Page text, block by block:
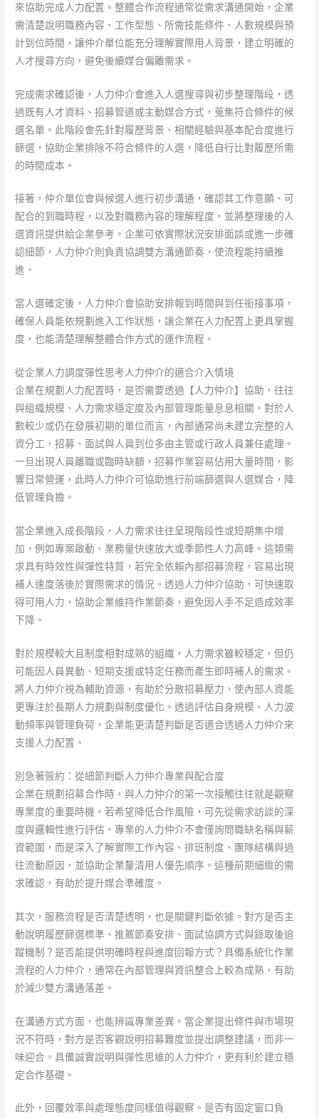
來協助完成人力配置。整體合作流程通常從需求溝通開始，企業
需清楚說明職務內容、工作型態、所需技能條件、人數規模與預
計到位時間，讓仲介單位能充分理解實際用人背景，建立明確的
人才搜尋方向，避免後續媒合偏離需求。
完成需求確認後，人力仲介會進入人選搜尋與初步整理階段，透
過既有人才資料、招募管道或主動媒合方式，蒐集符合條件的候
選名單。此階段會先針對履歷背景、相關經驗與基本配合度進行
篩選，協助企業排除不符合條件的人選，降低自行比對履歷所需
的時間成本。
接著，仲介單位會與候選人進行初步溝通，確認其工作意願、可
配合的到職時程，以及對職務內容的理解程度，並將整理後的人
選資訊提供給企業參考。企業可依實際狀況安排面談或進一步確
認細節，人力仲介則負責協調雙方溝通節奏，使流程能持續推
進。
當人選確定後，人力仲介會協助安排報到時間與到任銜接事項，
確保人員能依規劃進入工作狀態，讓企業在人力配置上更具掌握
度，也能清楚理解整體合作方式的運作流程。
從企業人力調度彈性思考人力仲介的適合介入情境
企業在規劃人力配置時，是否需要透過【人力仲介】協助，往往
與組織規模、人力需求穩定度及內部管理能量息息相關。對於人
數較少或仍在發展初期的單位而言，內部通常尚未建立完整的人
資分工，招募、面試與人員到位多由主管或行政人員兼任處理。
一旦出現人員離職或臨時缺額，招募作業容易佔用大量時間，影
響日常營運，此時人力仲介可協助進行前端篩選與人選媒合，降
低管理負擔。
當企業進入成長階段，人力需求往往呈現階段性或短期集中增
加，例如專案啟動、業務量快速放大或季節性人力高峰。這類需
求具有時效性與彈性特質，若完全依賴內部招募流程，容易出現
補人速度落後於實際需求的情況。透過人力仲介協助，可快速取
得可用人力，協助企業維持作業節奏，避免因人手不足造成效率
下降。
對於規模較大且制度相對成熟的組織，人力需求雖較穩定，但仍
可能因人員異動、短期支援或特定任務而產生即時補人的需求。
將人力仲介視為輔助資源，有助於分散招募壓力，使內部人資能
更專注於長期人力規劃與制度優化。透過評估自身規模、人力波
動頻率與管理負荷，企業能更清楚判斷是否適合透過人力仲介來
支援人力配置。
別急著簽約：從細節判斷人力仲介專業與配合度
企業在規劃招募合作時，與人力仲介的第一次接觸往往就是觀察
專業度的重要時機。若希望降低合作風險，可先從需求訪談的深
度與邏輯性進行評估。專業的人力仲介不會僅詢問職缺名稱與薪
資範圍，而是深入了解實際工作內容、排班制度、團隊結構與過
往流動原因，並協助企業釐清用人優先順序。這種前期細緻的需
求確認，有助於提升媒合準確度。
其次，服務流程是否清楚透明，也是關鍵判斷依據。對方是否主
動說明履歷篩選標準、推薦節奏安排、面試協調方式與錄取後追
蹤機制？是否能提供明確時程與進度回報方式？具備系統化作業
流程的人力仲介，通常在內部管理與資訊整合上較為成熟，有助
於減少雙方溝通落差。
在溝通方式方面，也能辨識專業差異。當企業提出條件與市場現
況不符時，對方是否客觀說明招募難度並提出調整建議，而非一
味迎合。具備誠實說明與彈性思維的人力仲介，更有利於建立穩
定合作基礎。
此外，回覆效率與處理態度同樣值得觀察。是否有固定窗口負